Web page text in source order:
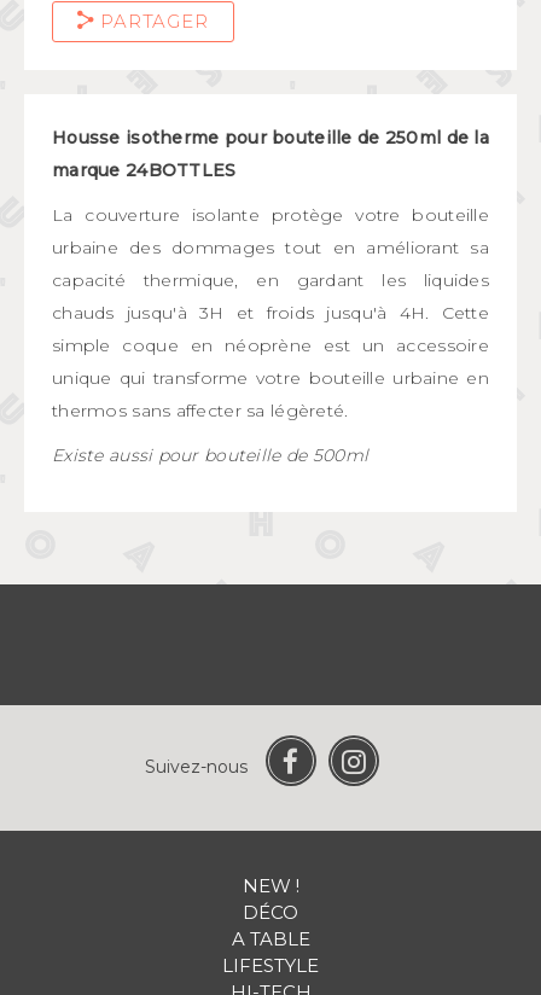
PARTAGER
Housse isotherme pour bouteille de 250ml de la
marque 24BOTTLES
La couverture isolante protège votre bouteille
urbaine des dommages tout en améliorant sa
capacité thermique, en gardant les liquides
chauds jusqu'à 3H et froids jusqu'à 4H. Cette
simple coque en néoprène est un accessoire
unique qui transforme votre bouteille urbaine en
thermos sans affecter sa légèreté.
Existe aussi pour bouteille de 500ml
Suivez-nous
NEW !
DÉCO
A TABLE
LIFESTYLE